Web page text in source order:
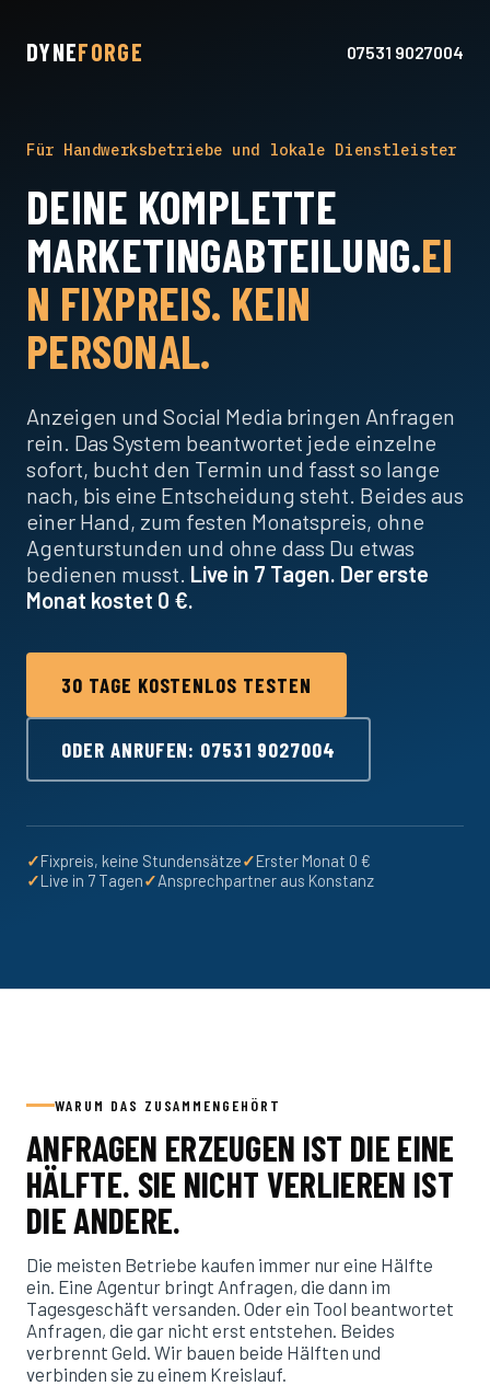
DYNEFORGE 07531 9027004
Für Handwerksbetriebe und lokale Dienstleister
DEINE KOMPLETTE
MARKETINGABTEILUNG.EI
N FIXPREIS. KEIN
PERSONAL.
Anzeigen und Social Media bringen Anfragen
rein. Das System beantwortet jede einzelne
sofort, bucht den Termin und fasst so lange
nach, bis eine Entscheidung steht. Beides aus
einer Hand, zum festen Monatspreis, ohne
Agenturstunden und ohne dass Du etwas
bedienen musst. Live in 7 Tagen. Der erste
Monat kostet 0 €.
30 TAGE KOSTENLOS TESTEN
ODER ANRUFEN: 07531 9027004
✓Fixpreis, keine Stundensätze✓Erster Monat 0 €
✓Live in 7 Tagen✓Ansprechpartner aus Konstanz
WARUM DAS ZUSAMMENGEHÖRT
ANFRAGEN ERZEUGEN IST DIE EINE
HÄLFTE. SIE NICHT VERLIEREN IST
DIE ANDERE.
Die meisten Betriebe kaufen immer nur eine Hälfte
ein. Eine Agentur bringt Anfragen, die dann im
Tagesgeschäft versanden. Oder ein Tool beantwortet
Anfragen, die gar nicht erst entstehen. Beides
verbrennt Geld. Wir bauen beide Hälften und
verbinden sie zu einem Kreislauf.